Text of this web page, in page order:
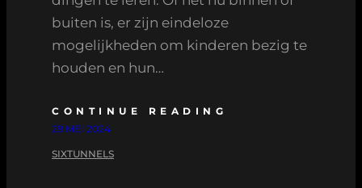
buiten is, er zijn eindeloze
mogelijkheden om kinderen bezig te
houden en hun…
CONTINUE READING
29 MEI 2024
SIXTUNNELS